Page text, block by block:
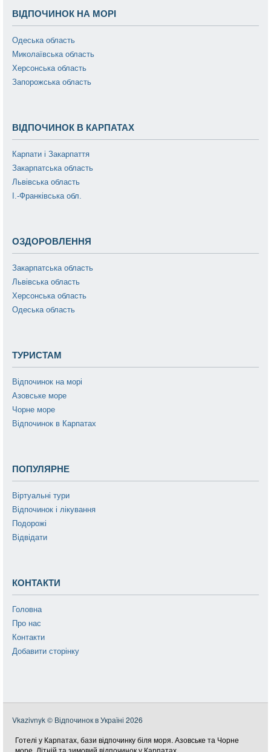
ВІДПОЧИНОК НА МОРІ
Одеська область
Миколаївська область
Херсонська область
Запорожська область
ВІДПОЧИНОК В КАРПАТАХ
Карпати і Закарпаття
Закарпатська область
Львівська область
І.-Франківська обл.
ОЗДОРОВЛЕННЯ
Закарпатська область
Львівська область
Херсонська область
Одеська область
ТУРИСТАМ
Відпочинок на морі
Азовське море
Чорне море
Відпочинок в Карпатах
ПОПУЛЯРНЕ
Віртуальні тури
Відпочинок і лікування
Подорожі
Відвідати
КОНТАКТИ
Головна
Про нас
Контакти
Добавити сторінку
Vkazivnyk © Відпочинок в Україні 2026
Готелі у Карпатах, бази відпочинку біля моря. Азовське та Чорне
море. Літній та зимовий відпочинок у Карпатах.